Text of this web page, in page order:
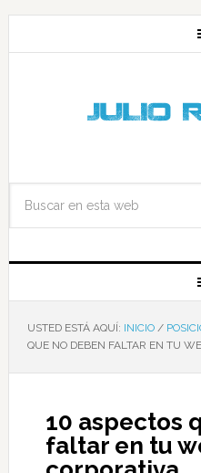
USTED ESTÁ AQUÍ: INICIO /
QUE NO DEBEN FALTAR EN TU
10 aspectos
faltar en tu